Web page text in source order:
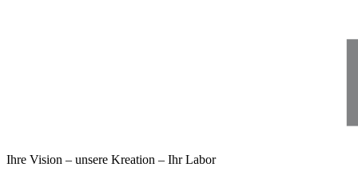
Ihre Vision – unsere Kreation – Ihr Labor